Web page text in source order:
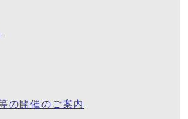
の開催のご案内